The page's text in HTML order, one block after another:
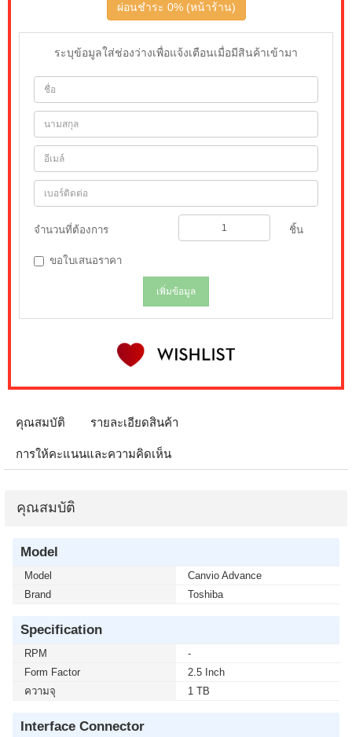
ผ่อนชำระ 0% (หน้าร้าน)
ระบุข้อมูลใส่ช่องว่างเพื่อแจ้งเตือนเมื่อมีสินค้าเข้ามา
จำนวนที่ต้องการ ชิ้น
ขอใบเสนอราคา
เพิ่มข้อมูล
คุณสมบัติ รายละเอียดสินค้า
การให้คะแนนและความคิดเห็น
คุณสมบัติ
Model
Model
Canvio Advance
Brand
Toshiba
Specification
RPM
-
Form Factor
2.5 Inch
ความจุ
1 TB
Interface Connector